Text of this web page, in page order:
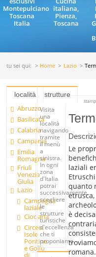
Montepulciano
Toscana
Italia
italiana,
Pienza,
Toscana
tu sei qui: Home Lazio
località
Abruzzo
Basilicata
Calabria
Campania
Emilia
Romagna
Friuli
Venezia
Giulia
Lazio
Campagna
laziale
Ciociaria
Circeo,
Isole
Pontine
e Golfo
di
strutture
Visita
una
località
navigando
tramite
il menù
a
sinistra.
In ogni
zona
d'Italia
potrai
successivamente
scegliere
le
strutture
turistiche
d'eccellenza
che ti
proponiamo.
Le
laziali
quanto
è
romana.